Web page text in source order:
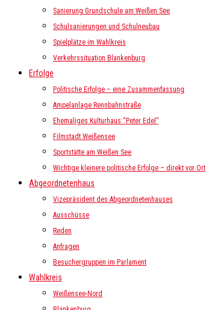
Sanierung Grundschule am Weißen See
Schulsanierungen und Schulneubau
Spielplätze im Wahlkreis
Verkehrssituation Blankenburg
Erfolge
Politische Erfolge – eine Zusammenfassung
Ampelanlage Rennbahnstraße
Ehemaliges Kulturhaus “Peter Edel”
Filmstadt Weißensee
Sportstätte am Weißen See
Wichtige kleinere politische Erfolge – direkt vor Ort
Abgeordnetenhaus
Vizepräsident des Abgeordnetenhauses
Ausschüsse
Reden
Anfragen
Besuchergruppen im Parlament
Wahlkreis
Weißensee-Nord